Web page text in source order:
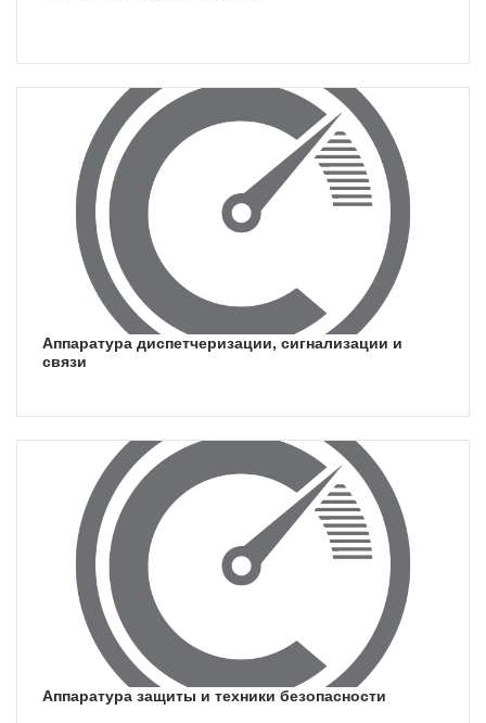
аппаратура диспетчеризации, сигнализации и
связи
аппаратура защиты и техники безопасности